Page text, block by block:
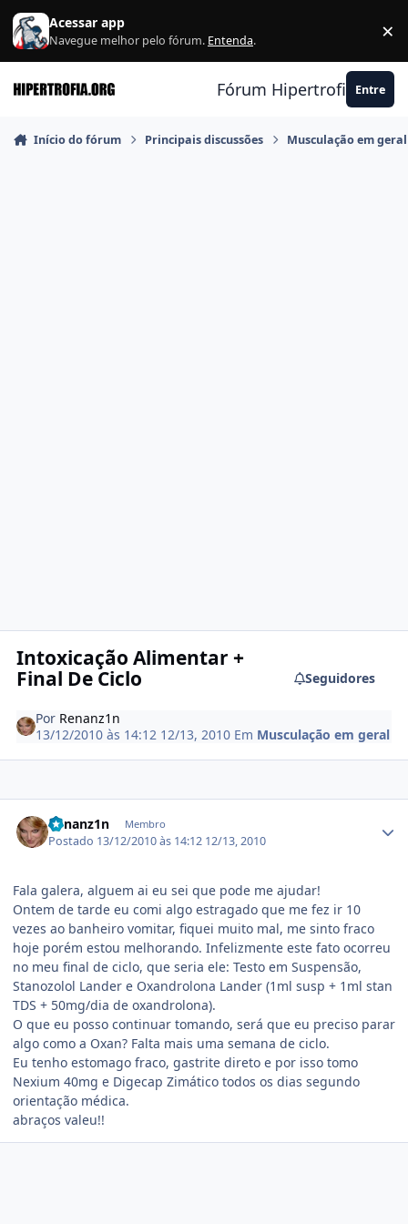
Ir para conteúdo
Acessar app
Navegue melhor pelo fórum. Entenda. ×
Fórum Hipertrofia.org
Entre
Início do fórum Principais discussões Musculação em geral
Intoxicação Alimentar +
Final De Ciclo
Seguidores
Por Renanz1n
13/12/2010 às 14:12 12/13, 2010 Em Musculação em geral
Renanz1n Membro
Postado 13/12/2010 às 14:12 12/13, 2010
Fala galera, alguem ai eu sei que pode me ajudar!
Ontem de tarde eu comi algo estragado que me fez ir 10
vezes ao banheiro vomitar, fiquei muito mal, me sinto fraco
hoje porém estou melhorando. Infelizmente este fato ocorreu
no meu final de ciclo, que seria ele: Testo em Suspensão,
Stanozolol Lander e Oxandrolona Lander (1ml susp + 1ml stan
TDS + 50mg/dia de oxandrolona).
O que eu posso continuar tomando, será que eu preciso parar
algo como a Oxan? Falta mais uma semana de ciclo.
Eu tenho estomago fraco, gastrite direto e por isso tomo
Nexium 40mg e Digecap Zimático todos os dias segundo
orientação médica.
abraços valeu!!